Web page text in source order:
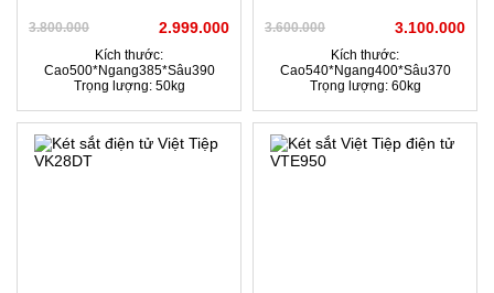
3.800.000 2.999.000
Kích thước:
Cao500*Ngang385*Sâu390
Trọng lượng: 50kg
3.600.000 3.100.000
Kích thước:
Cao540*Ngang400*Sâu370
Trọng lượng: 60kg